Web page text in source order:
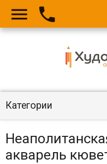
 
Категории
акварель